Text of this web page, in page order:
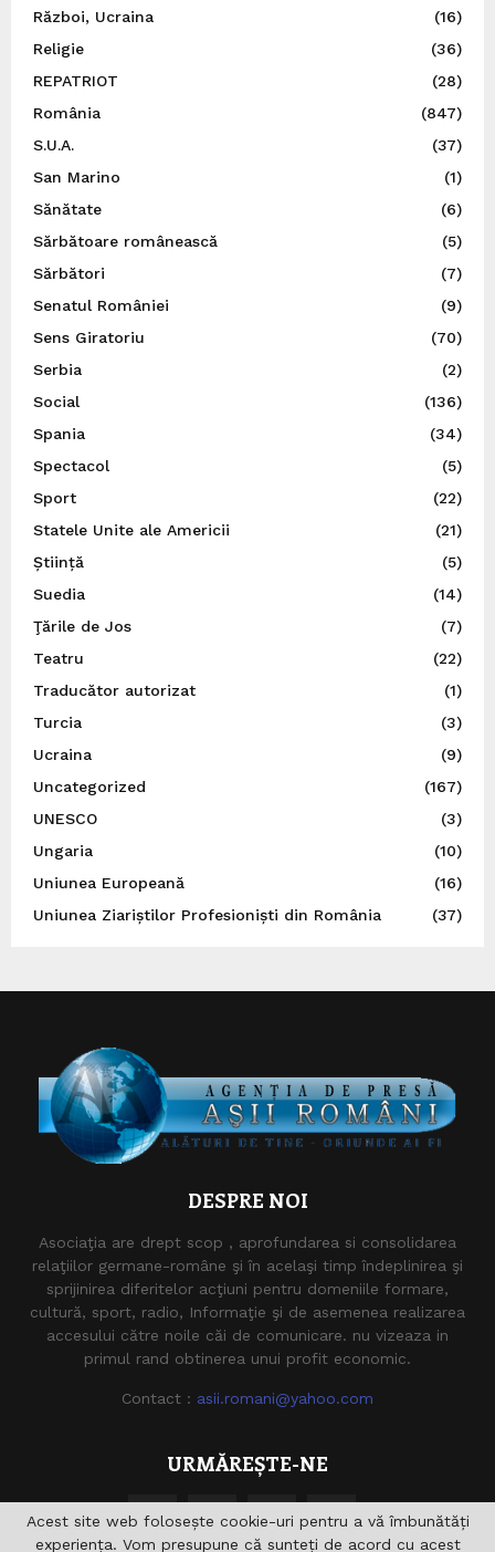
Război, Ucraina
(16)
Religie
(36)
REPATRIOT
(28)
România
(847)
S.U.A.
(37)
San Marino
(1)
Sănătate
(6)
Sărbătoare românească
(5)
Sărbători
(7)
Senatul României
(9)
Sens Giratoriu
(70)
Serbia
(2)
Social
(136)
Spania
(34)
Spectacol
(5)
Sport
(22)
Statele Unite ale Americii
(21)
Știință
(5)
Suedia
(14)
Ţările de Jos
(7)
Teatru
(22)
Traducător autorizat
(1)
Turcia
(3)
Ucraina
(9)
Uncategorized
(167)
UNESCO
(3)
Ungaria
(10)
Uniunea Europeană
(16)
Uniunea Ziariștilor Profesioniști din România
(37)
DESPRE NOI
Asociaţia are drept scop , aprofundarea si consolidarea
relaţiilor germane-române şi în acelaşi timp îndeplinirea şi
sprijinirea diferitelor acţiuni pentru domeniile formare,
cultură, sport, radio, Informaţie şi de asemenea realizarea
accesului către noile căi de comunicare. nu vizeaza in
primul rand obtinerea unui profit economic.
Contact : asii.romani@yahoo.com
URMĂREȘTE-NE
Acest site web folosește cookie-uri pentru a vă îmbunătăți
experiența. Vom presupune că sunteți de acord cu acest